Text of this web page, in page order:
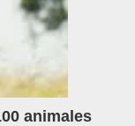
animales